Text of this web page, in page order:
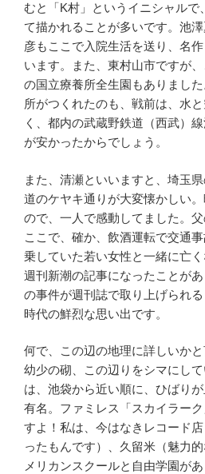
むと「K村」というイニシャルで
て描かれることが多いです。池
彦もここで入院生活を送り、名
います。また、東村山市ですが
の国立療養所全生園もありまし
所がつくれたのも、戦前は、水
く、都内の武蔵野鉄道（西武）
が安かったからでしょう。
また、清瀬といいますと、埼玉
道のケヤキ通りが大変懐かしい
ので、一人で感動してました。
ここで、確か、飲酒運転で交通
乗していた若い女性と一緒に亡
週刊新潮の記事になったことが
の事件が週刊誌で取り上げられ
時代の鮮烈な思い出です。
何で、この辺の地理に詳しいか
幼少の砌、この辺りをシマにし
は、池袋から近い順に、ひばり
有名。ファミレス「スカイラー
すよ！私は、今はなきレコード
ったもんです）、久留米（魅力
メリカンスクールと自由学園が